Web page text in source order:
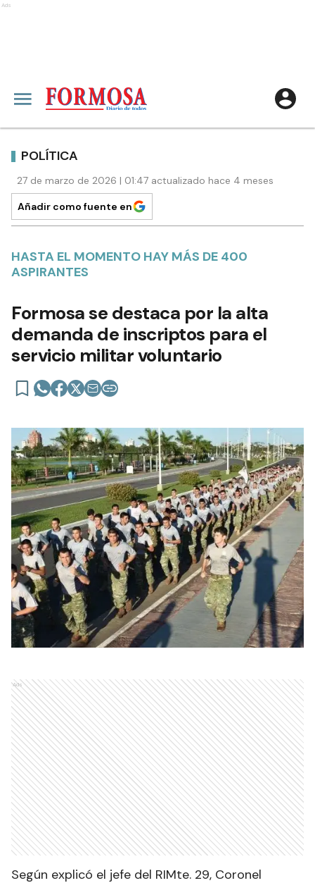
Ads
POLÍTICA
27 de marzo de 2026 | 01:47 actualizado hace 4 meses
Añadir como fuente en
HASTA EL MOMENTO HAY MÁS DE 400
ASPIRANTES
Formosa se destaca por la alta
demanda de inscriptos para el
servicio militar voluntario
Ads
Según explicó el jefe del RIMte. 29, Coronel